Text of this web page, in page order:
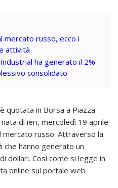
mercato russo, ecco i
attività
ha generato il 2%
consolidato
quotata in Borsa a Piazza
di ieri, mercoledì 19 aprile
mercato russo. Attraverso la
hanno generato un
dollari. Così come si legge in
online sul portale web